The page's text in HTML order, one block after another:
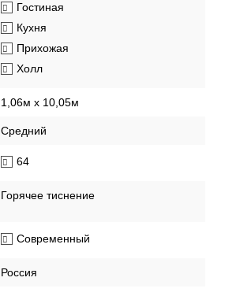
Гостиная
Кухня
Прихожая
Холл
1,06м х 10,05м
Средний
64
Горячее тиснение
Современный
Россия